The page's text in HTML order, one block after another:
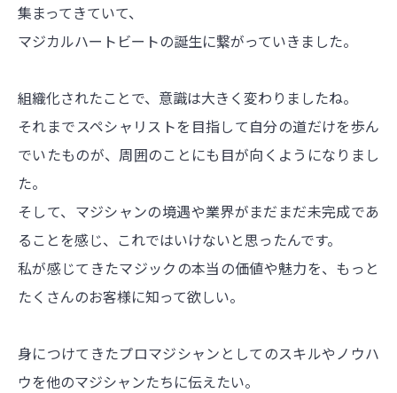
集まってきていて、
マジカルハートビートの誕生に繋がっていきました。
組織化されたことで、意識は大きく変わりましたね。
それまでスペシャリストを目指して自分の道だけを歩ん
でいたものが、周囲のことにも目が向くようになりまし
た。
そして、マジシャンの境遇や業界がまだまだ未完成であ
ることを感じ、これではいけないと思ったんです。
私が感じてきたマジックの本当の価値や魅力を、もっと
たくさんのお客様に知って欲しい。
身につけてきたプロマジシャンとしてのスキルやノウハ
ウを他のマジシャンたちに伝えたい。